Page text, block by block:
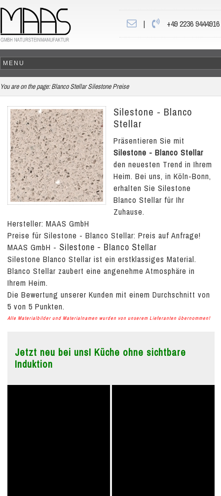
| +49 2236 9444916
You are on the page: Blanco Stellar Silestone Preise
Silestone - Blanco
Stellar
Präsentieren Sie mit
Silestone - Blanco Stellar
den neuesten Trend in Ihrem
Heim. Bei uns, in Köln-Bonn,
erhalten Sie Silestone
Blanco Stellar für Ihr
Zuhause.
Hersteller: MAAS GmbH
Preise für Silestone - Blanco Stellar: Preis auf Anfrage!
MAAS GmbH - Silestone - Blanco Stellar
Silestone Blanco Stellar ist ein erstklassiges Material.
Blanco Stellar zaubert eine angenehme Atmosphäre in
Ihrem Heim.
Die Bewertung unserer Kunden mit einem Durchschnitt von
5 von 5 Punkten.
Alle Materialbilder und Materialnamen wurden von unserem Lieferanten übernommen!
Jetzt neu bei uns! Küche ohne sichtbare
Induktion